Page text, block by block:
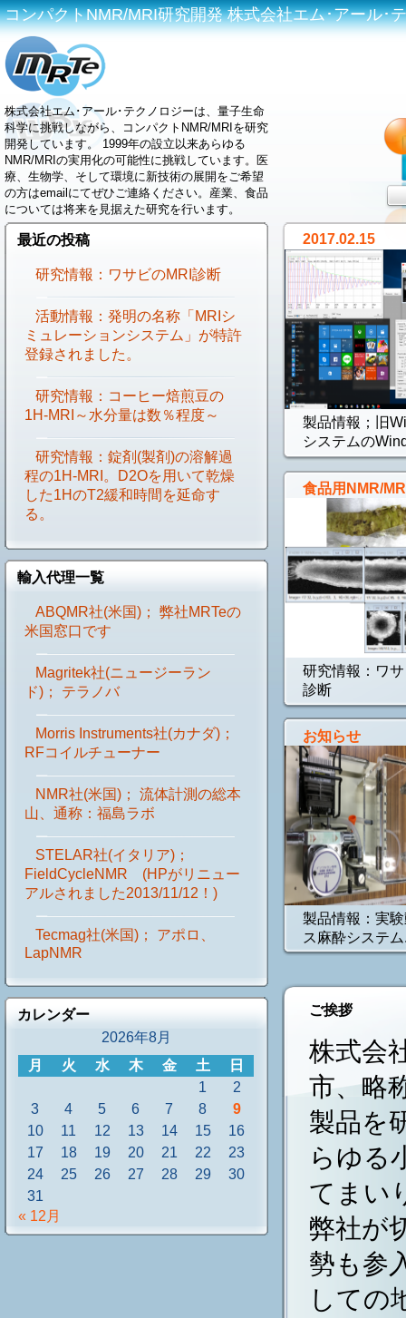
コンパクトNMR/MRI研究開発 株式会社エム･アール･
株式会社エム･アール･テクノロジーは、量子生命
科学に挑戦しながら、コンパクトNMR/MRIを研究
開発しています。 1999年の設立以来あらゆる
NMR/MRIの実用化の可能性に挑戦しています。医
療、生物学、そして環境に新技術の展開をご希望
の方はemailにてぜひご連絡ください。産業、食品
については将来を見据えた研究を行います。
最近の投稿
研究情報：ワサビのMRI診断
活動情報：発明の名称「MRIシ
ミュレーションシステム」が特許
登録されました。
研究情報：コーヒー焙煎豆の
1H-MRI～水分量は数％程度～
研究情報：錠剤(製剤)の溶解過
程の1H-MRI。D2Oを用いて乾燥
した1HのT2緩和時間を延命す
る。
輸入代理一覧
ABQMR社(米国)； 弊社MRTeの
米国窓口です
Magritek社(ニュージーラン
ド)； テラノバ
Morris Instruments社(カナダ)；
RFコイルチューナー
NMR社(米国)； 流体計測の総本
山、通称：福島ラボ
STELAR社(イタリア)；
FieldCycleNMR (HPがリニュー
アルされました2013/11/12！)
Tecmag社(米国)； アポロ、
LapNMR
カレンダー
2026年8月
月
火 水 木 金 土
日
1
2
3
4 5 6 7 8
9
10
11 12 13 14 15
16
17
18 19 20 21 22
23
24
25 26 27 28 29
30
31
« 12月
2017.02.15
製品情報；旧
システムの
食品用NMR/
研究情報：ワ
診断
お知らせ
製品情報：実
ス麻酔システム
ご挨拶
株式会
市、略
製品を
らゆる
てまい
弊社が
勢も参
しての